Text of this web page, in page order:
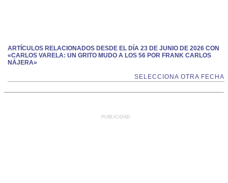
ARTÍCULOS RELACIONADOS DESDE EL DÍA 23 DE JUNIO DE 2026 CON
«CARLOS VARELA: UN GRITO MUDO A LOS 56 POR FRANK CARLOS
NÁJERA»
SELECCIONA OTRA FECHA
PUBLICIDAD